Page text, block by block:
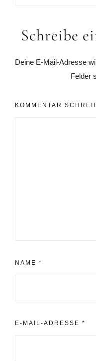
Schreibe
Deine E-Mail-Adresse
Felder
KOMMENTAR
NAME *
E-MAIL-ADRESSE *